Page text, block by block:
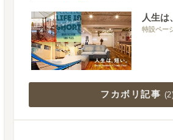
人生は
特設ペー
フカボリ記事 (2